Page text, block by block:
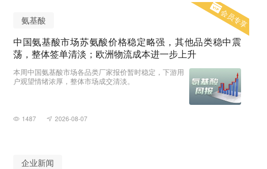
氨基酸
中国氨基酸市场苏氨酸价格稳定略强，其他品类稳中震
荡，整体签单清淡；欧洲物流成本进一步上升
本周中国氨基酸市场各品类厂家报价暂时稳定，下游用
户观望情绪浓厚，整体市场成交清淡。
1487 2026-08-07
会员专享
企业新闻